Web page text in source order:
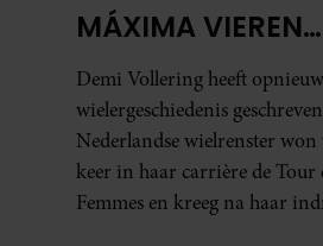
MÁXIMA VIEREN
HISTORISCHE
VOLLERING OP
FRANCE FEMMES
Demi Vollering heeft opnieuw
wielergeschiedenis
Nederlandse wielrenster won
keer in haar carrière de Tour
Femmes en kreeg na haar